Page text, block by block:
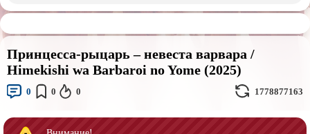
Marvel PIXAR
Sci-Fi (Научнаяфантастика) Trash (трэш) movies
Авангард иСюрреализм Ангелы и Демоны
Аниме
Индийское кино
Принцесса-рыцарь – невеста варвара /
Himekishi wa Barbaroi no Yome (2025)
0 0 0 1778877163